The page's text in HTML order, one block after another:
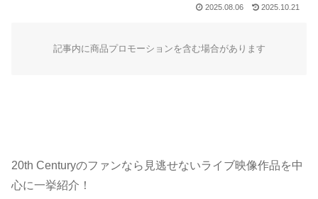
2025.08.06 2025.10.21
記事内に商品プロモーションを含む場合があります
20th Centuryのファンなら見逃せないライブ映像作品を中
心に一挙紹介！